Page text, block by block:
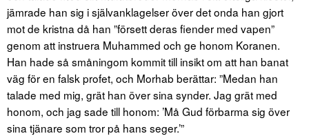
jämrade han sig i självanklagelser över det onda han gjort
mot de kristna då han ”försett deras fiender med vapen”
genom att instruera Muhammed och ge honom Koranen.
Han hade så småningom kommit till insikt om att han banat
väg för en falsk profet, och Morhab berättar: ”Medan han
talade med mig, grät han över sina synder. Jag grät med
honom, och jag sade till honom: ’Må Gud förbarma sig över
sina tjänare som tror på hans seger.’”